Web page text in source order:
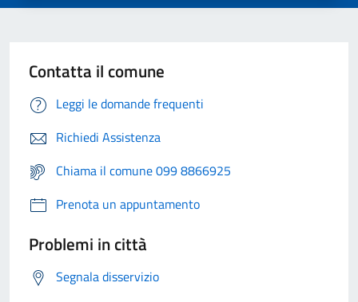
Contatta il comune
Leggi le domande frequenti
Richiedi Assistenza
Chiama il comune 099 8866925
Prenota un appuntamento
Problemi in città
Segnala disservizio